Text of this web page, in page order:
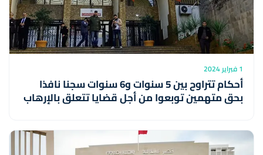
1 فبراير 2024
أحكام تتراوح بين 5 سنوات و6 سنوات سجنا نافذا
بحق متهمين توبعوا من أجل قضايا تتعلق بالإرهاب